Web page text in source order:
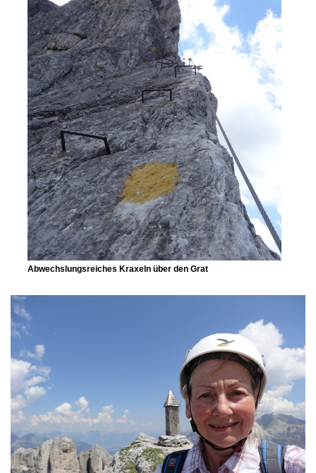
Abwechslungsreiches Kraxeln über den Grat